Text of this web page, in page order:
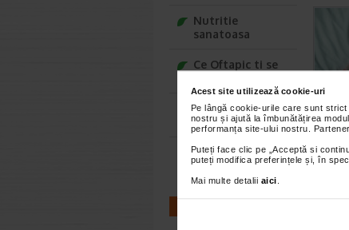
Acest site utilizează cookie-uri
Pe lângă cookie-urile care sunt
nostru și ajută la îmbunătățirea
performanța site-ului nostru.
Puteți face clic pe „Acceptă si
puteți modifica preferințele și, în
Mai multe detalii aici
Nutritie
sanatoasa
Ce Oftapic ti se
Adora – Adorabili
din prima clipa
Seturi cadou
Baylis&Harding